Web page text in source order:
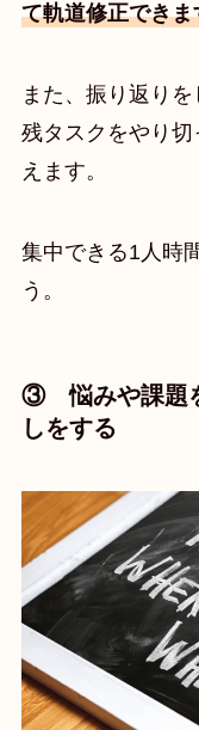
て軌道修正できま
また、振り返り
残タスクをやり
えます。
集中できる1人時
う。
③ 悩みや課題
しをする